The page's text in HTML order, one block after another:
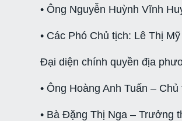
• Ông Nguyễn Huỳnh Vĩnh
• Các Phó Chủ tịch: Lê Thị
Đại diện chính quyền địa
• Ông Hoàng Anh Tuấn –
• Bà Đặng Thị Nga – Trưởng